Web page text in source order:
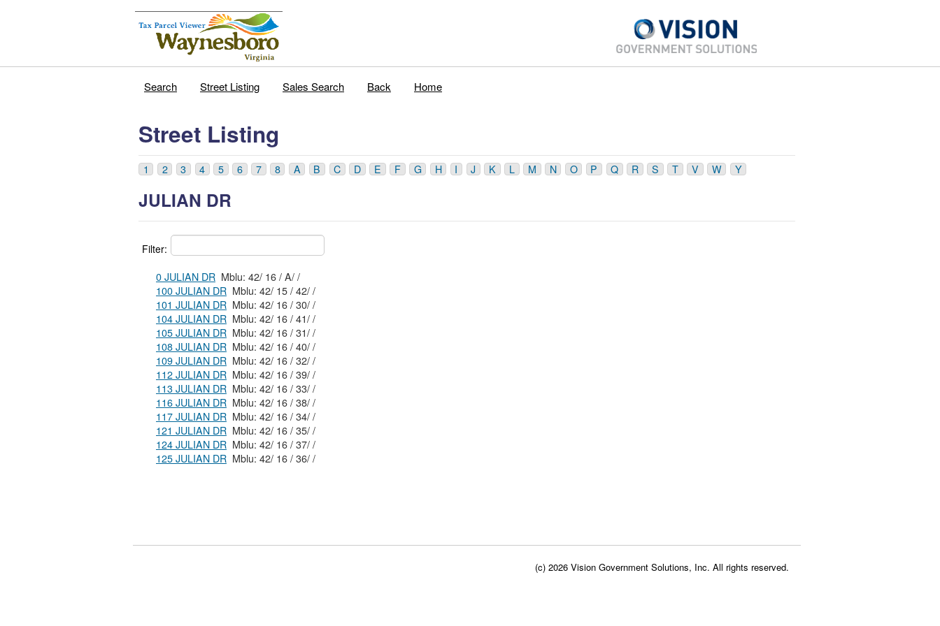
Search Street Listing Sales Search Back Home
Street Listing
1 2 3 4 5 6 7 8 A B C D E F G H I J K L M N O P Q R S T V W Y
JULIAN DR
Filter:
0 JULIAN DR
Mblu: 42/ 16 / A/ /
100 JULIAN DR
Mblu: 42/ 15 / 42/ /
101 JULIAN DR
Mblu: 42/ 16 / 30/ /
104 JULIAN DR
Mblu: 42/ 16 / 41/ /
105 JULIAN DR
Mblu: 42/ 16 / 31/ /
108 JULIAN DR
Mblu: 42/ 16 / 40/ /
109 JULIAN DR
Mblu: 42/ 16 / 32/ /
112 JULIAN DR
Mblu: 42/ 16 / 39/ /
113 JULIAN DR
Mblu: 42/ 16 / 33/ /
116 JULIAN DR
Mblu: 42/ 16 / 38/ /
117 JULIAN DR
Mblu: 42/ 16 / 34/ /
121 JULIAN DR
Mblu: 42/ 16 / 35/ /
124 JULIAN DR
Mblu: 42/ 16 / 37/ /
125 JULIAN DR
Mblu: 42/ 16 / 36/ /
(c) 2026 Vision Government Solutions, Inc. All rights reserved.